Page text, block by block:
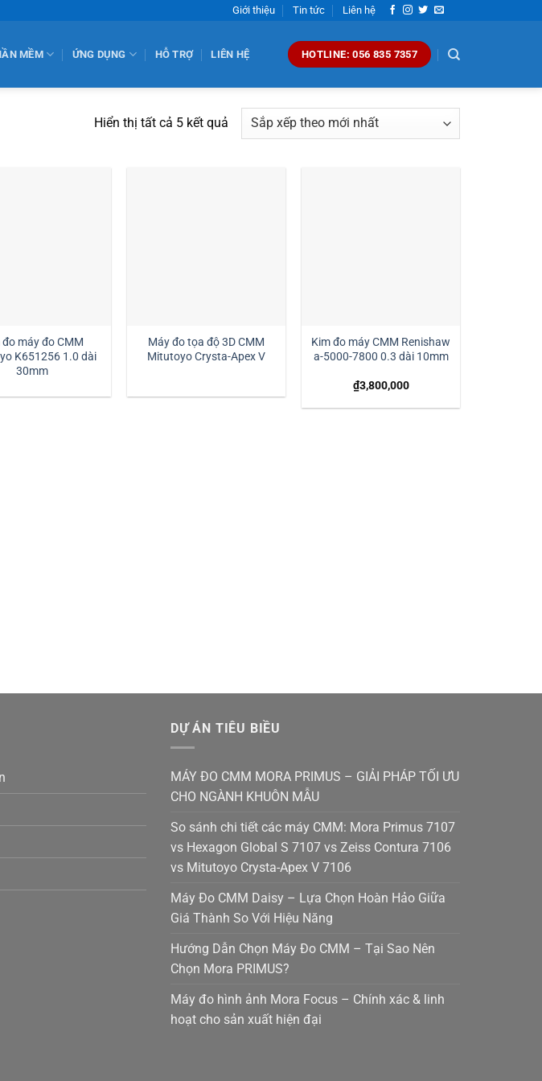
Giới thiệu Tin tức Liên hệ
MỀM ỨNG DỤNG HỖ TRỢ LIÊN HỆ HOTLINE: 056 835 7357
Hiển thị tất cả 5 kết quảĐã
sắp
đo máy đo CMM
K651256 1.0 dài
30mm
Máy đo tọa độ 3D CMM
Mitutoyo Crysta-Apex V
Kim đo máy CMM Renishaw
a-5000-7800 0.3 dài 10mm
₫3,800,000
DỰ ÁN TIÊU BIỀU
MÁY ĐO CMM MORA PRIMUS – GIẢI PHÁP TỐI ƯU
CHO NGÀNH KHUÔN MẪU
So sánh chi tiết các máy CMM: Mora Primus 7107
vs Hexagon Global S 7107 vs Zeiss Contura 7106
vs Mitutoyo Crysta-Apex V 7106
Máy Đo CMM Daisy – Lựa Chọn Hoàn Hảo Giữa
Giá Thành So Với Hiệu Năng
Hướng Dẫn Chọn Máy Đo CMM – Tại Sao Nên
Chọn Mora PRIMUS?
Máy đo hình ảnh Mora Focus – Chính xác & linh
hoạt cho sản xuất hiện đại